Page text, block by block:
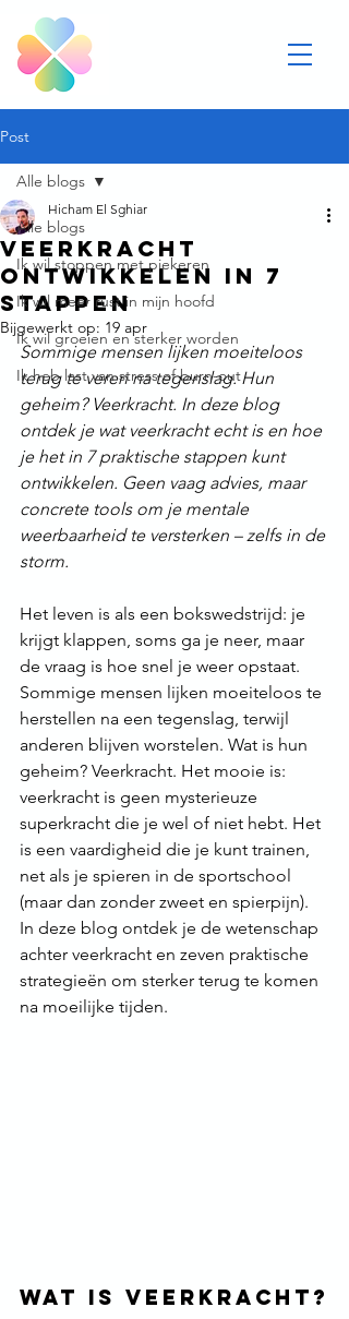
Post
Alle blogs
Ik wil stoppen met piekeren
Ik wil meer rust in mijn hoofd
Ik wil groeien en sterker worden
Ik heb last van stress of burn-out
Alle blogs
Veerkracht
ontwikkelen in 7
stappen
Hicham El Sghiar
Bijgewerkt op: 19 apr
Sommige mensen lijken moeiteloos
terug te veren na tegenslag. Hun
geheim? Veerkracht. In deze blog
ontdek je wat veerkracht echt is en hoe
je het in 7 praktische stappen kunt
ontwikkelen. Geen vaag advies, maar
concrete tools om je mentale
weerbaarheid te versterken – zelfs in de
storm.
Het leven is als een bokswedstrijd: je
krijgt klappen, soms ga je neer, maar
de vraag is hoe snel je weer opstaat.
Sommige mensen lijken moeiteloos te
herstellen na een tegenslag, terwijl
anderen blijven worstelen. Wat is hun
geheim? Veerkracht. Het mooie is:
veerkracht is geen mysterieuze
superkracht die je wel of niet hebt. Het
is een vaardigheid die je kunt trainen,
net als je spieren in de sportschool
(maar dan zonder zweet en spierpijn).
In deze blog ontdek je de wetenschap
achter veerkracht en zeven praktische
strategieën om sterker terug te komen
na moeilijke tijden.
Wat is veerkracht?